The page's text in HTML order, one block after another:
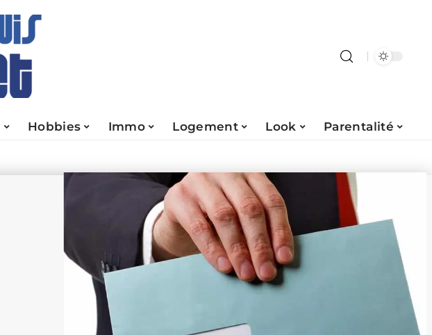
Hobbies Immo Logement Look Parentalité